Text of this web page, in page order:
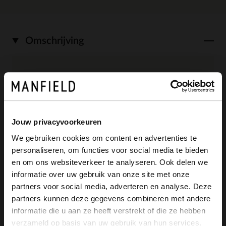
Jouw privacyvoorkeuren
We gebruiken cookies om content en advertenties te
personaliseren, om functies voor social media te bieden
en om ons websiteverkeer te analyseren. Ook delen we
informatie over uw gebruik van onze site met onze
partners voor social media, adverteren en analyse. Deze
partners kunnen deze gegevens combineren met andere
informatie die u aan ze heeft verstrekt of die ze hebben
verzameld op basis van uw gebruik van hun services.
Omschrijving
Roze suède sneakers van Manfield met
bruine en beige details. De sneakers
hebben een witte plateauzool van 4 cm
en suède en mesh details over de schoen
heen lopen. We adviseren als verzorging
en bescherming de Suède/nubuck spray
in transparant.
×
View this website in English?
It looks like your language isn't Dutch. Would
you like to switch to English?